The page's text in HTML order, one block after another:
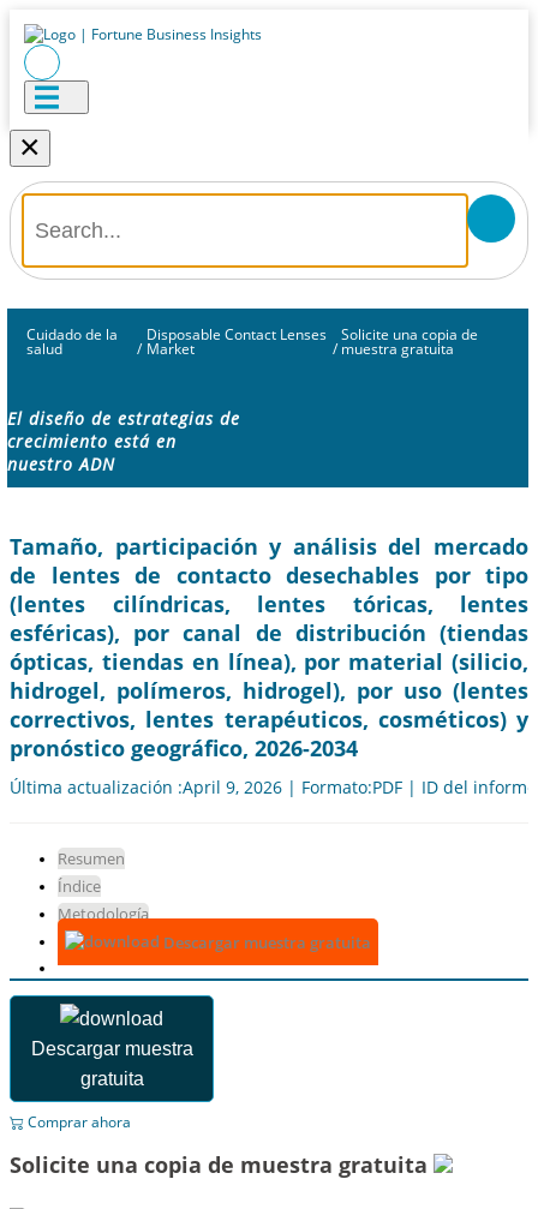
×
Cuidado de la
salud /
Disposable Contact Lenses
Market /
Solicite una copia de
muestra gratuita
El diseño de estrategias de
crecimiento está en
nuestro ADN
Tamaño, participación y análisis del mercado
de lentes de contacto desechables por tipo
(lentes cilíndricas, lentes tóricas, lentes
esféricas), por canal de distribución (tiendas
ópticas, tiendas en línea), por material (silicio,
hidrogel, polímeros, hidrogel), por uso (lentes
correctivos, lentes terapéuticos, cosméticos) y
pronóstico geográfico, 2026-2034
Última actualización :April 9, 2026 | Formato:PDF | ID del
Resumen
Índice
Metodología
Descargar muestra gratuita
Descargar muestra
gratuita
Comprar ahora
Solicite una copia de muestra gratuita